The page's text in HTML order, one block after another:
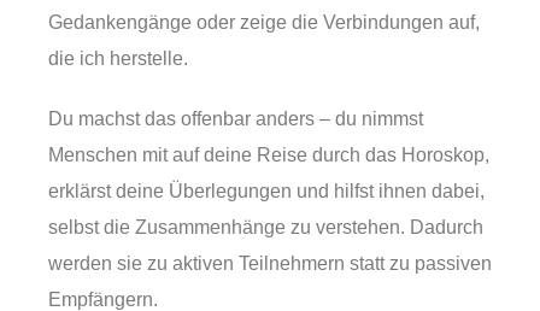
Gedankengänge oder zeige die Verbindungen auf,
die ich herstelle.
Du machst das offenbar anders – du nimmst
Menschen mit auf deine Reise durch das Horoskop,
erklärst deine Überlegungen und hilfst ihnen dabei,
selbst die Zusammenhänge zu verstehen. Dadurch
werden sie zu aktiven Teilnehmern statt zu passiven
Empfängern.